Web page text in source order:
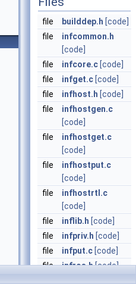
file builddep.h [code]
file
infcommon.h
[code]
file
infcore.c [code]
file
infget.c [code]
file
infhost.h [code]
file
infhostgen.c
[code]
file
infhostget.c
[code]
file
infhostput.c
[code]
file
infhostrtl.c
[code]
file
inflib.h [code]
file
infpriv.h [code]
file
infput.c [code]
file infros.h[code]